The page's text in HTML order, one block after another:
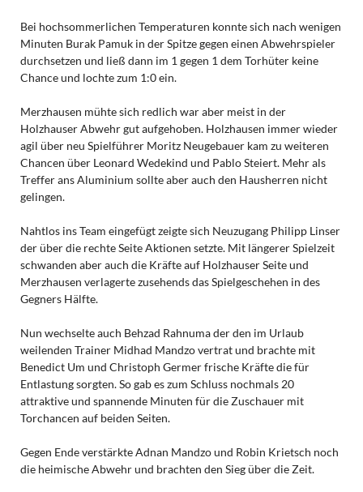
Bei hochsommerlichen Temperaturen konnte sich nach wenigen
Minuten Burak Pamuk in der Spitze gegen einen Abwehrspieler
durchsetzen und ließ dann im 1 gegen 1 dem Torhüter keine
Chance und lochte zum 1:0 ein.
Merzhausen mühte sich redlich war aber meist in der
Holzhauser Abwehr gut aufgehoben. Holzhausen immer wieder
agil über neu Spielführer Moritz Neugebauer kam zu weiteren
Chancen über Leonard Wedekind und Pablo Steiert. Mehr als
Treffer ans Aluminium sollte aber auch den Hausherren nicht
gelingen.
Nahtlos ins Team eingefügt zeigte sich Neuzugang Philipp Linser
der über die rechte Seite Aktionen setzte. Mit längerer Spielzeit
schwanden aber auch die Kräfte auf Holzhauser Seite und
Merzhausen verlagerte zusehends das Spielgeschehen in des
Gegners Hälfte.
Nun wechselte auch Behzad Rahnuma der den im Urlaub
weilenden Trainer Midhad Mandzo vertrat und brachte mit
Benedict Um und Christoph Germer frische Kräfte die für
Entlastung sorgten. So gab es zum Schluss nochmals 20
attraktive und spannende Minuten für die Zuschauer mit
Torchancen auf beiden Seiten.
Gegen Ende verstärkte Adnan Mandzo und Robin Krietsch noch
die heimische Abwehr und brachten den Sieg über die Zeit.